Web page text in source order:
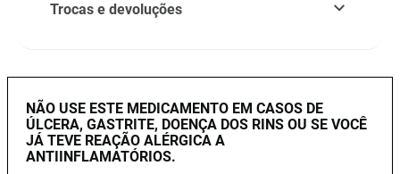
Trocas e devoluções
NÃO USE ESTE MEDICAMENTO EM CASOS DE
ÚLCERA, GASTRITE, DOENÇA DOS RINS OU SE VOCÊ
JÁ TEVE REAÇÃO ALÉRGICA A
ANTIINFLAMATÓRIOS.